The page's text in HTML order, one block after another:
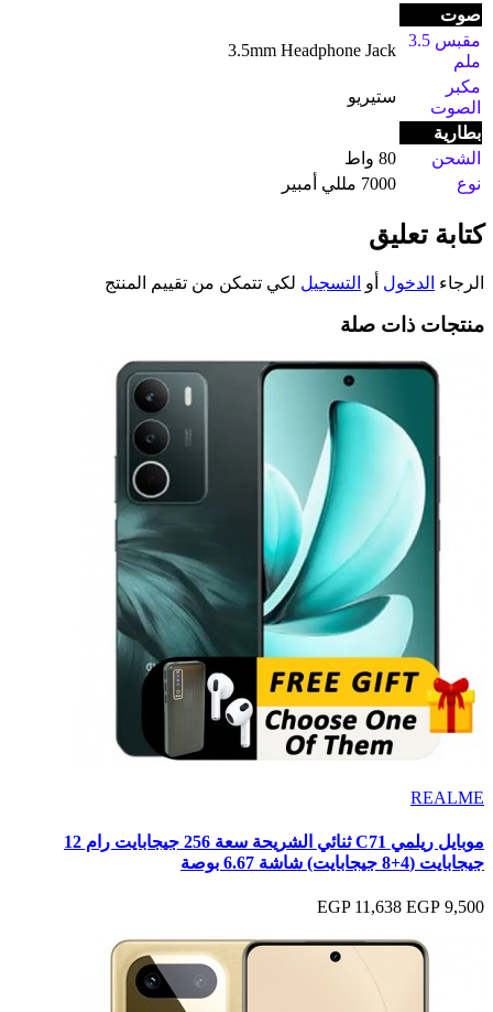
صوت
مقبس 3.5
ملم
3.5mm Headphone Jack
مكبر
الصوت
ستيريو
بطارية
الشحن
80 واط
نوع
7000 مللي أمبير
كتابة تعليق
الرجاء الدخول أو التسجيل لكي تتمكن من تقييم المنتج
منتجات ذات صلة
REALME
موبايل ريلمي C71 ثنائي الشريحة سعة 256 جيجابايت رام 12
جيجابايت (4+8 جيجابايت) شاشة 6.67 بوصة
9,500 EGP
11,638 EGP